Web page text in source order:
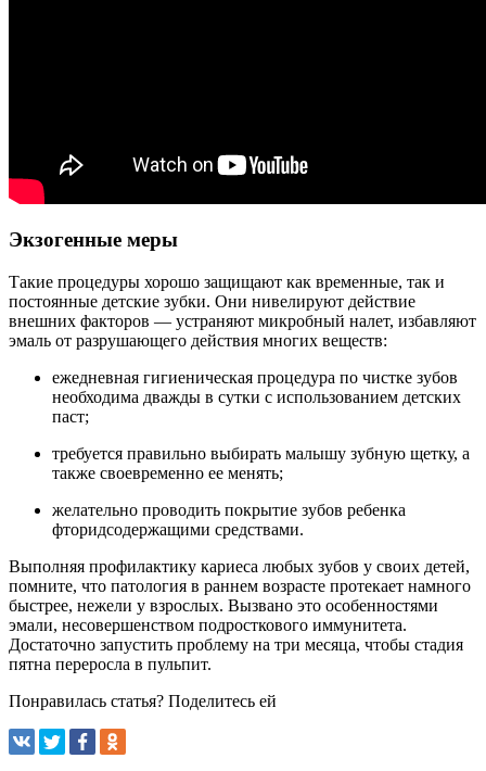
Экзогенные меры
Такие процедуры хорошо защищают как временные, так и
постоянные детские зубки. Они нивелируют действие
внешних факторов — устраняют микробный налет, избавляют
эмаль от разрушающего действия многих веществ:
ежедневная гигиеническая процедура по чистке зубов
необходима дважды в сутки с использованием детских
паст;
требуется правильно выбирать малышу зубную щетку, а
также своевременно ее менять;
желательно проводить покрытие зубов ребенка
фторидсодержащими средствами.
Выполняя профилактику кариеса любых зубов у своих детей,
помните, что патология в раннем возрасте протекает намного
быстрее, нежели у взрослых. Вызвано это особенностями
эмали, несовершенством подросткового иммунитета.
Достаточно запустить проблему на три месяца, чтобы стадия
пятна переросла в пульпит.
Понравилась статья? Поделитесь ей